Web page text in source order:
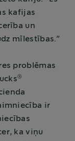
kafijas
un
mīlestības.”
problēmas
®
ir
ka viņu